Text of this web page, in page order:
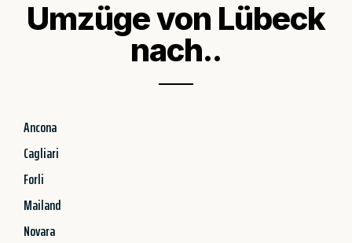
Umzüge von Lübeck
nach..
Ancona
Cagliari
Forli
Mailand
Novara